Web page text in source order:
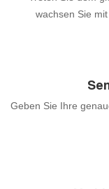
wachsen Sie
Geben Sie Ihre